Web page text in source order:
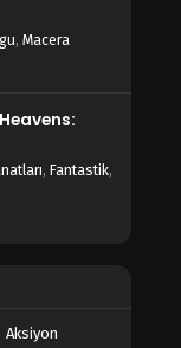
, Macera
, Fantastik,
Aksiyon